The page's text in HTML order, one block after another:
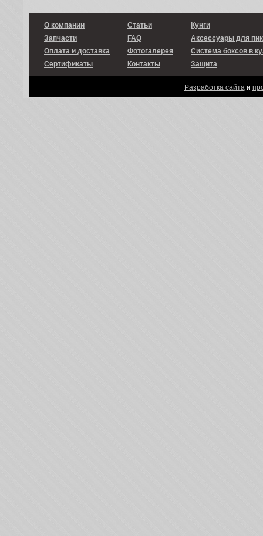
О компании
Запчасти
Оплата и доставка
Сертификаты
Статьи
FAQ
Фотогалерея
Контакты
Кунги
Аксессуары для
Система боксов в
Защита
Разработка сайтаи